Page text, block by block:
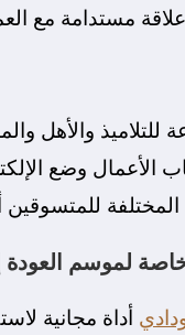
مستدامة مع
للتلاميذ
الأعمال وضع
المختلفة
أداة مجانية